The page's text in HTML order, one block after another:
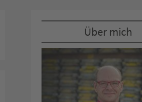
Über mich